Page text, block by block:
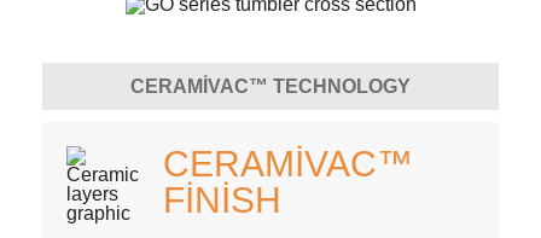
CERAMIVAC™ TECHNOLOGY
CERAMIVAC™
FINISH